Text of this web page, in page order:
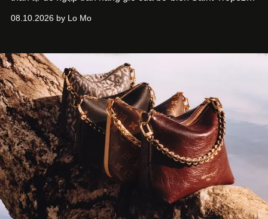
08.10.2026 by Lo Mo